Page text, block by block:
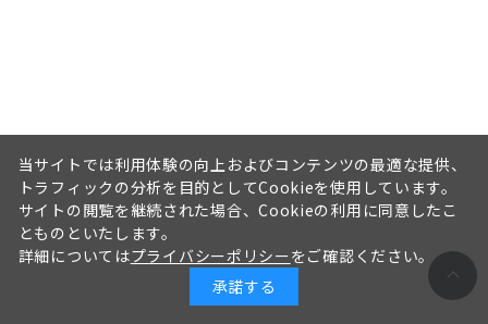
当サイトでは利用体験の向上およびコンテンツの最適な提供、
トラフィックの分析を目的としてCookieを使用しています。
サイトの閲覧を継続された場合、Cookieの利用に同意したこ
とものといたします。
詳細についてはプライバシーポリシーをご確認ください。
承諾する